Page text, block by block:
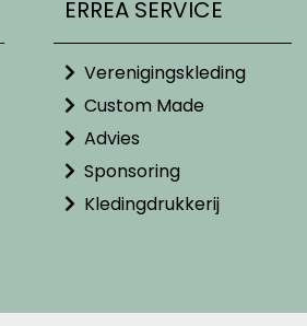
ERREA SERVICE
Verenigingskleding
Custom Made
Advies
Sponsoring
Kledingdrukkerij